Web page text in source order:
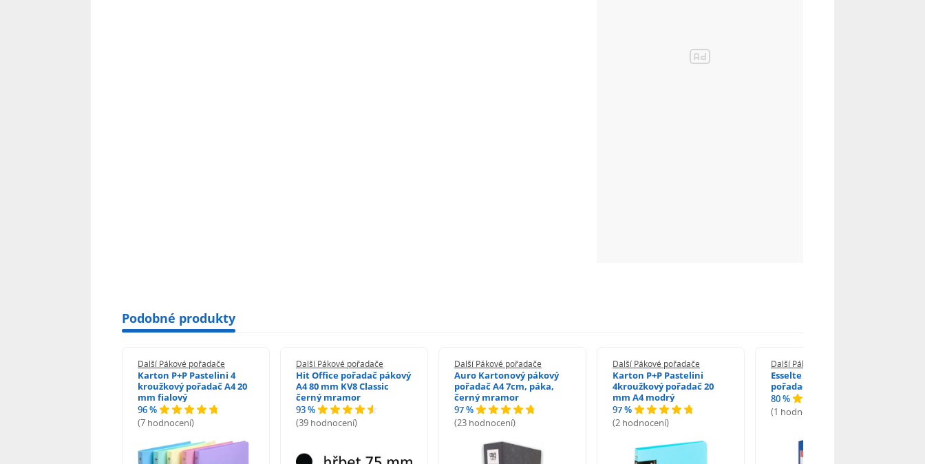
Podobné produkty
Další Pákové pořadače
Karton P+P Pastelini 4
kroužkový pořadač A4 20
mm fialový
96 %
(7 hodnocení)
Další Pákové pořadače
Hit Office pořadač pákový
A4 80 mm KV8 Classic
černý mramor
93 %
(39 hodnocení)
Další Pákové pořadače
Auro Kartonový pákový
pořadač A4 7cm, páka,
černý mramor
97 %
(23 hodnocení)
Další Pákové pořadače
Karton P+P Pastelini
4kroužkový pořadač 20
mm A4 modrý
97 %
(2 hodnocení)
Další Pákové pořadače
Esselte Economy pákový
pořadač A4 7,5 cm modrý
80 %
(1 hodnocení)